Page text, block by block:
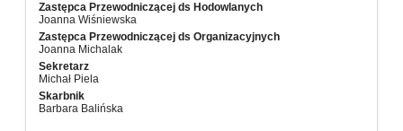
Zastępca Przewodniczącej ds Hodowlanych
Joanna Wiśniewska
Zastępca Przewodniczącej ds Organizacyjnych
Joanna Michalak
Sekretarz
Michał Piela
Skarbnik
Barbara Balińska